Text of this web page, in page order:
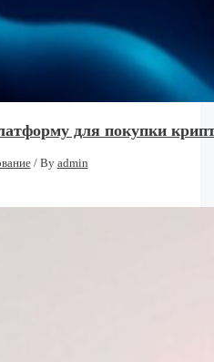
для покупки
/ By admin